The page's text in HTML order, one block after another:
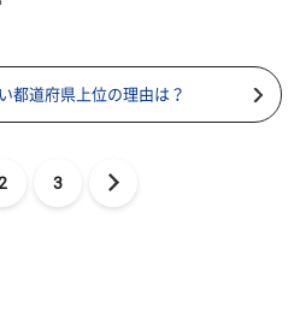
都道府県上位の理由は？
3